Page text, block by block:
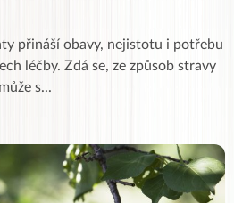
přináší obavy, nejistotu i potřebu
léčby. Zdá se, ze způsob stravy
s...